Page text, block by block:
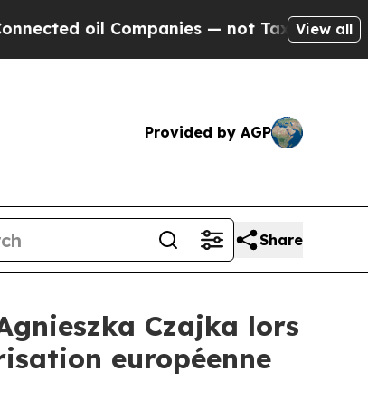
oil Companies — not Taxpayers — the
View all
Provided by AGP
Share
Czajka lors
européenne